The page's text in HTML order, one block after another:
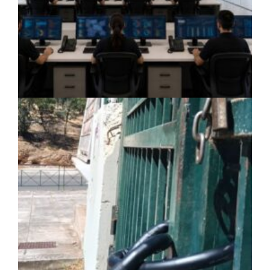
ΡΕΠΟΡΤΑΖ | 06/08/2026 · 14:31
Χαρδαλιάς: Ψηφιακό Παρατηρητήριο για
την παρακολούθηση των 352 έργων της
Αττικής